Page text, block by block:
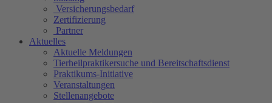
Versicherungsbedarf
Zertifizierung
Partner
Aktuelles
Aktuelle Meldungen
Tierheilpraktikersuche und Bereitschaftsdienst
Praktikums-Initiative
Veranstaltungen
Stellenangebote